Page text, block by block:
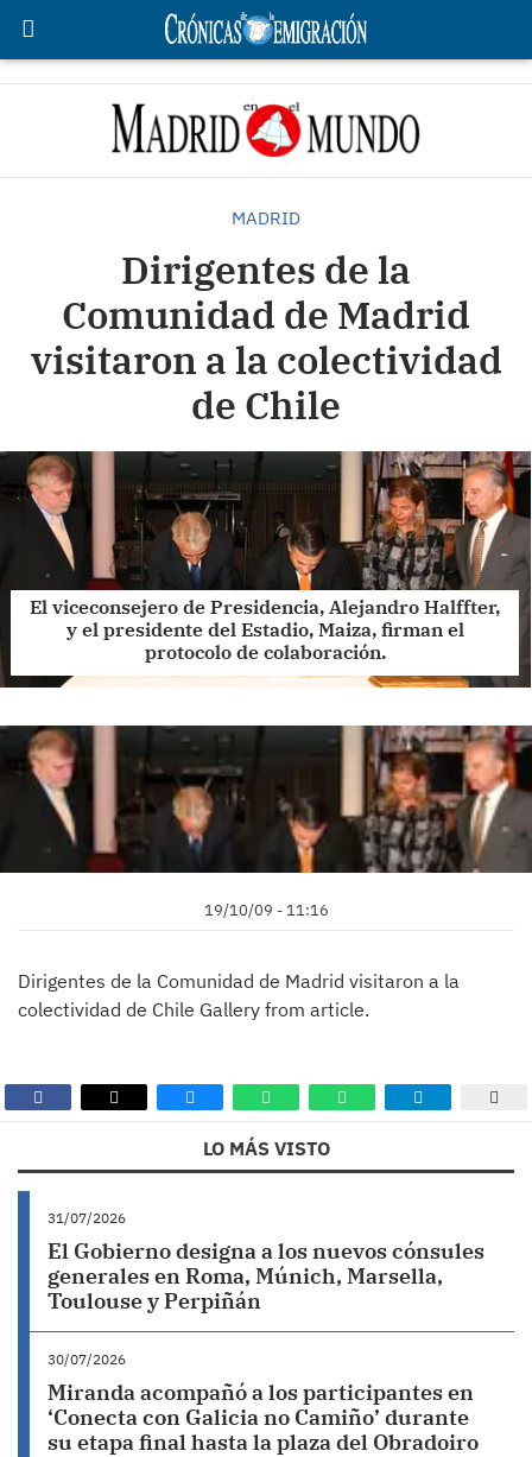
MADRID
Dirigentes de la
Comunidad de Madrid
visitaron a la colectividad
de Chile
El viceconsejero de Presidencia, Alejandro Halffter,
y el presidente del Estadio, Maiza, firman el
protocolo de colaboración.
19/10/09 - 11:16
Dirigentes de la Comunidad de Madrid visitaron a la
colectividad de Chile Gallery from article.
LO MÁS VISTO
31/07/2026
El Gobierno designa a los nuevos cónsules
generales en Roma, Múnich, Marsella,
Toulouse y Perpiñán
30/07/2026
Miranda acompañó a los participantes en
‘Conecta con Galicia no Camiño’ durante
su etapa final hasta la plaza del Obradoiro